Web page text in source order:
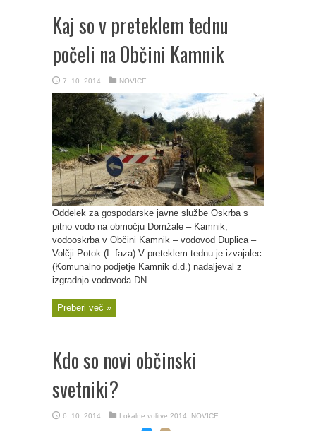
Kaj so v preteklem tednu
počeli na Občini Kamnik
7. 10. 2014 NOVICE
Oddelek za gospodarske javne službe Oskrba s
pitno vodo na območju Domžale – Kamnik,
vodooskrba v Občini Kamnik – vodovod Duplica –
Volčji Potok (I. faza) V preteklem tednu je izvajalec
(Komunalno podjetje Kamnik d.d.) nadaljeval z
izgradnjo vodovoda DN ...
Preberi več »
Kdo so novi občinski
svetniki?
6. 10. 2014 Lokalne volitve 2014 NOVICE